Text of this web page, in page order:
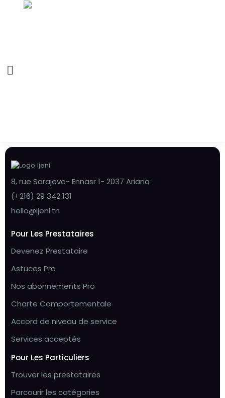
8, rue Sarajevo- Ennasr 1- 2037 Ariana
(+216) 29 342 131
hello@ijeni.tn
Pour Les Prestataires
Devenez Prestataire
Astuces Pro
Nos abonnements Pro
Charte Comportementale
Accord de niveau de service
Services acceptés
Pour Les Particuliers
Trouver les prestataires
Parcourir les catégories